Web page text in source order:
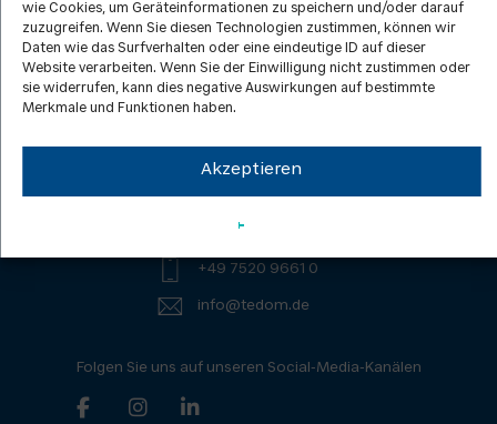
wie Cookies, um Geräteinformationen zu speichern und/oder darauf
zuzugreifen. Wenn Sie diesen Technologien zustimmen, können wir
Daten wie das Surfverhalten oder eine eindeutige ID auf dieser
Website verarbeiten. Wenn Sie der Einwilligung nicht zustimmen oder
sie widerrufen, kann dies negative Auswirkungen auf bestimmte
Merkmale und Funktionen haben.
Akzeptieren
Kontakt Datenschutz
ISO-Zertifizierung News
Downloads Karriere
+49 7520 9661 0
info@tedom.de
Folgen Sie uns auf unseren Social-Media-Kanälen